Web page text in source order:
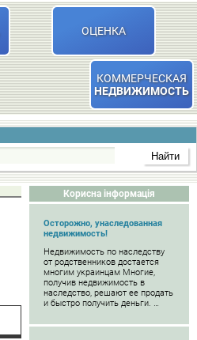
ОЦЕНКА
КОММЕРЧЕСКАЯ
НЕДВИЖИМОСТЬ
Корисна інформація
Осторожно, унаследованная
недвижимость!
Недвижимость по наследству
от родственников достается
многим украинцам Многие,
получив недвижимость в
наследство, решают ее продать
и быстро получить деньги. …